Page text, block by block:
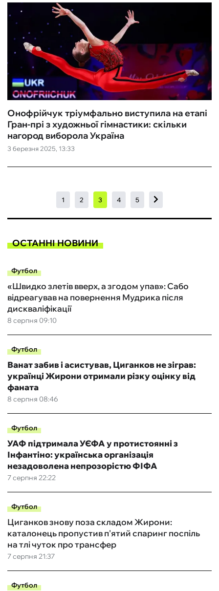
3 березня 2025, 13:33
Онофрійчук тріумфально виступила на етапі
Гран-прі з художньої гімнастики: скільки
нагород виборола Україна
1 2 3 4 5
ОСТАННІ НОВИНИ
Футбол
8 серпня 09:10
«Швидко злетів вверх, а згодом упав»: Сабо
відреагував на повернення Мудрика після
дискваліфікації
Футбол
8 серпня 08:46
Ванат забив і асистував, Циганков не зіграв:
українці Жирони отримали різку оцінку від
фаната
Футбол
7 серпня 22:22
УАФ підтримала УЄФА у протистоянні з
Інфантіно: українська організація
незадоволена непрозорістю ФІФА
Футбол
7 серпня 21:37
Циганков знову поза складом Жирони:
каталонець пропустив п'ятий спаринг поспіль
на тлі чуток про трансфер
Футбол